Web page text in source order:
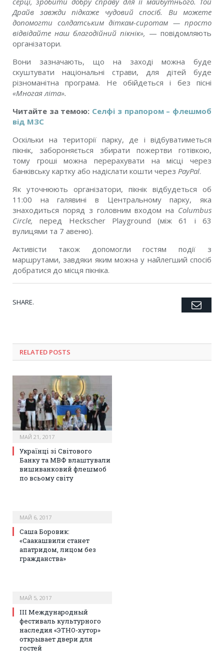
Драйв завжди підкаже чудовий спосіб. Ви можете
допомогти солдатським діткам-сиротам — просто
відвідайте наш благодійний пікнік», — повідомляють
організатори.
Вони зазначають, що на заході можна буде
скуштувати національні страви, для дітей буде
різноманітна програма. Не обійдеться і без пісні
«Многая літа».
Читайте за темою: Селфі з прапором – флешмоб
від МЗС
Оскільки на території парку, де і відбуватиметься
пікнік, забороняється збирати пожертви готівкою,
тому гроші можна перерахувати на місці через
банківську картку або надіслати кошти через PayPal.
Як уточнюють організатори, пікнік відбудеться об
11:00 на галявині в Центральному парку, яка
знаходиться поряд з головним входом на Columbus
Circle, перед Heckscher Playground (між 61 i 63
вулицями та 7 авеню).
Активісти також допомогли гостям події з
маршрутами, завдяки яким можна у найлегший спосіб
добратися до місця пікніка.
SHARE. Twitter
Facebook
Google+
Pinterest
LinkedIn
Tumblr
RELATED POSTS
МАЙ 21, 2017
Українці зі Світового
Банку та МВФ влаштували
вишиванковий флешмоб
по всьому світу
МАЙ 6, 2017
Саша Боровик:
«Саакашвили станет
апатридом, лицом без
гражданства»
МАЙ 5, 2017
III Международный
фестиваль культурного
наследия «ЭТНО-хутор»
открывает двери для
гостей